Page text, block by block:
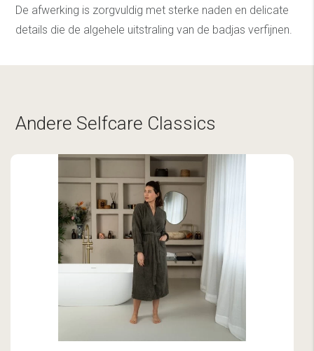
De afwerking is zorgvuldig met sterke naden en delicate
details die de algehele uitstraling van de badjas verfijnen.
Andere Selfcare Classics